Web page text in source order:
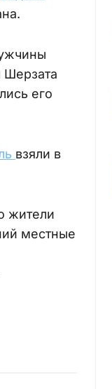
Шерзата
его
взяли в
жители
местные